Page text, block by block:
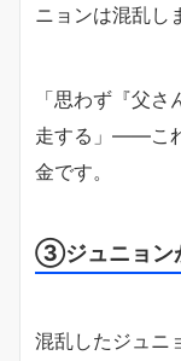
ニョンは混乱し
「思わず『父
走する」——こ
金です。
③ジュニョン
混乱したジュニ